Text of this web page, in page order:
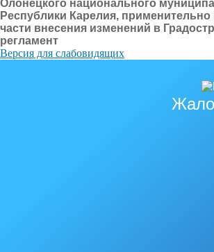
Олонецкого национального
Республики Карелия, применительно
части внесения изменений в
регламент
Версия для слабовидящих